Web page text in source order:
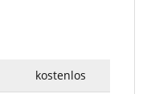
kostenlos